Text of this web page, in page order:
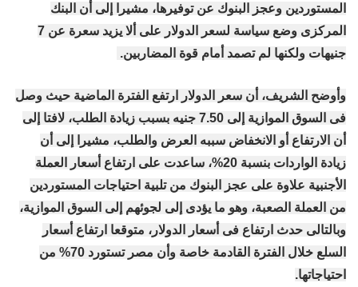
المستوردين وعجز البنوك عن توفيرها، مشيرا إلى أن البنك
المركزى وضع سياسة لسعر الدولار على ألا يزيد سعرة عن 7
جنيهات ولكنها لم تصمد أمام قوة المضاربين.
وأوضح الشريف، أن سعر الدولار ارتفع الفترة الماضية حيث وصل
فى السوق الموازية إلى 7.50 جنيه بسبب زيادة الطلب، لافتا إلى
أن الارتفاع أو الانخفاض سببه العرض والطلب، مشيرا إلى أن
زيادة الواردات بنسبة 20%، ساعدت على ارتفاع أسعار العملة
الأجنبية علاوة على عجز البنوك من تلبية احتياجات المستوردين
من العملة الصعبة، وهو ما يؤدى إلى لجوئهم إلى السوق الموازية،
وبالتالى حدث ارتفاع فى أسعار الدولار، متوقعا ارتفاع أسعار
السلع خلال الفترة القادمة خاصة وأن مصر تستورد 70% من
احتياجاتها.